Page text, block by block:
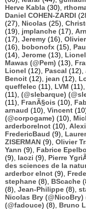
Herve Kabla (30),
Daniel COHEN-ZARDI
(27), Nicolas (25),
(19), jmplanche (17),
(17), Jeremy (16),
(16), bobonofx (15),
(14), Jerome (13),
Mawas (@Pem) (13),
Lionel (12), Pascal (12),
Benoit (12), jean (12),
queffelec (11), LVM (11),
(11), (@slebarque)
(11), FranÃ§ois (10),
arnaud (10), Vincent
(@corpogame) (10),
arderborelnot (10),
FredericBaud (9),
ZISERMAN (9), Olivier
Yann (9), Fabrice
(9), laozi (9), Pierre
des sciences de la
arderbor elnot (9),
stephane (8), BScache
(8), Jean-Philippe (8),
Nicolas Bry (@NicoBry)
(@fadouce) (8), Bruno